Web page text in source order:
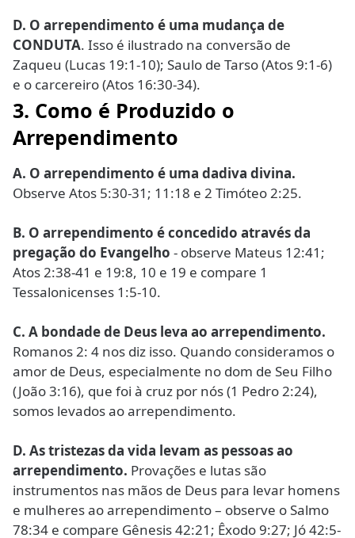
D. O arrependimento é uma mudança de
CONDUTA. Isso é ilustrado na conversão de
Zaqueu (Lucas 19:1-10); Saulo de Tarso (Atos 9:1-6)
e o carcereiro (Atos 16:30-34).
3. Como é Produzido o
Arrependimento
A. O arrependimento é uma dadiva divina.
Observe Atos 5:30-31; 11:18 e 2 Timóteo 2:25.
B. O arrependimento é concedido através da
pregação do Evangelho - observe Mateus 12:41;
Atos 2:38-41 e 19:8, 10 e 19 e compare 1
Tessalonicenses 1:5-10.
C. A bondade de Deus leva ao arrependimento.
Romanos 2: 4 nos diz isso. Quando consideramos o
amor de Deus, especialmente no dom de Seu Filho
(João 3:16), que foi à cruz por nós (1 Pedro 2:24),
somos levados ao arrependimento.
D. As tristezas da vida levam as pessoas ao
arrependimento. Provações e lutas são
instrumentos nas mãos de Deus para levar homens
e mulheres ao arrependimento – observe o Salmo
78:34 e compare Gênesis 42:21; Êxodo 9:27; Jó 42:5-